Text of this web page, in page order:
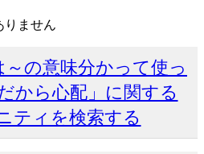
りません
～の意味分かって使っ
から心配」に関する
ティを検索する